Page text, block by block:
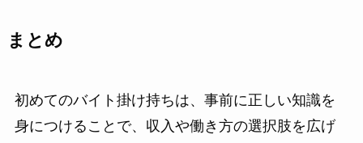
まとめ
初めてのバイト掛け持ちは、事前に正しい知識を
身につけることで、収入や働き方の選択肢を広げ